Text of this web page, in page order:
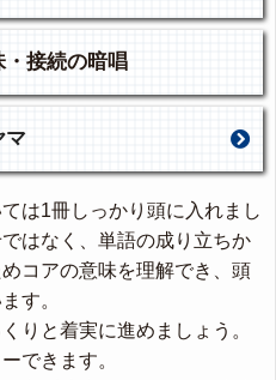
接続の暗唱
マ
は1冊しっかり頭に入れまし
はなく、単語の成り立ちか
コアの意味を理解でき、頭
す。
りと着実に進めましょう。
できます。